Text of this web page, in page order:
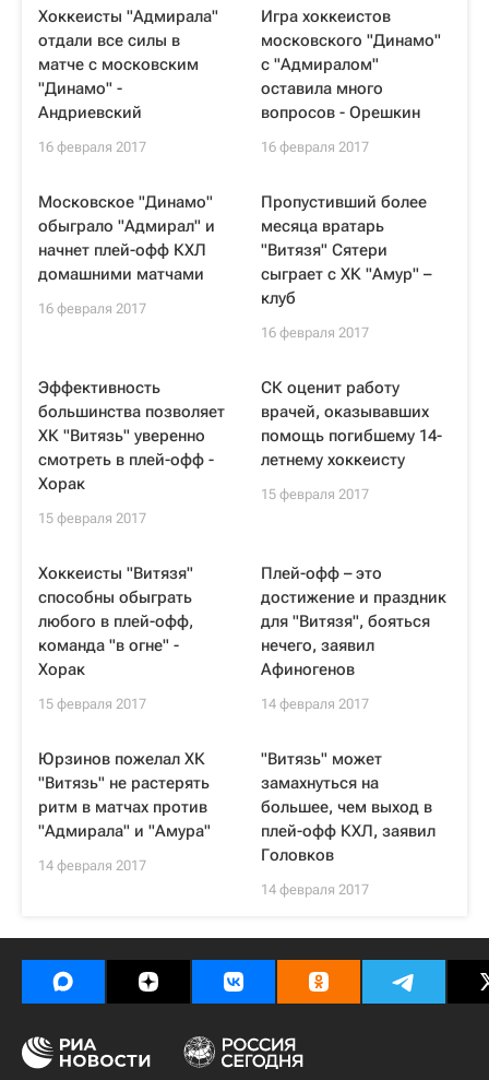
Хоккеисты "Адмирала"
отдали все силы в
матче с московским
"Динамо" -
Андриевский
16 февраля 2017
Игра хоккеистов
московского "Динамо"
с "Адмиралом"
оставила много
вопросов - Орешкин
16 февраля 2017
Московское "Динамо"
обыграло "Адмирал" и
начнет плей-офф КХЛ
домашними матчами
16 февраля 2017
Пропустивший более
месяца вратарь
"Витязя" Сятери
сыграет с ХК "Амур" –
клуб
16 февраля 2017
Эффективность
большинства позволяет
ХК "Витязь" уверенно
смотреть в плей-офф -
Хорак
15 февраля 2017
СК оценит работу
врачей, оказывавших
помощь погибшему 14-
летнему хоккеисту
15 февраля 2017
Хоккеисты "Витязя"
способны обыграть
любого в плей-офф,
команда "в огне" -
Хорак
15 февраля 2017
Плей-офф – это
достижение и праздник
для "Витязя", бояться
нечего, заявил
Афиногенов
14 февраля 2017
Юрзинов пожелал ХК
"Витязь" не растерять
ритм в матчах против
"Адмирала" и "Амура"
14 февраля 2017
"Витязь" может
замахнуться на
большее, чем выход в
плей-офф КХЛ, заявил
Головков
14 февраля 2017